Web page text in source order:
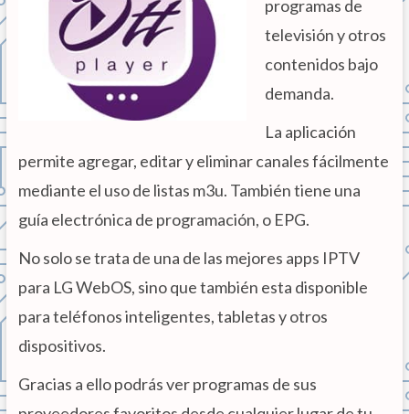
programas de
televisión y otros
contenidos bajo
demanda.
La aplicación
permite agregar, editar y eliminar canales fácilmente
mediante el uso de listas m3u. También tiene una
guía electrónica de programación, o EPG.
No solo se trata de una de las mejores apps IPTV
para LG WebOS, sino que también esta disponible
para teléfonos inteligentes, tabletas y otros
dispositivos.
Gracias a ello podrás ver programas de sus